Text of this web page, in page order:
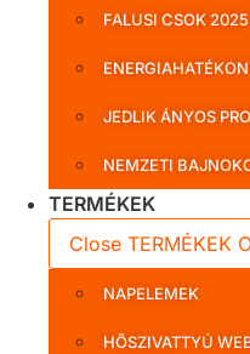
FALUSI CSOK 2025
JEDLIK ÁNYOS
NEMZETI
TERMÉKEK
Close TERMÉKEK
NAPELEMEK
HŐSZIVATTYÚ